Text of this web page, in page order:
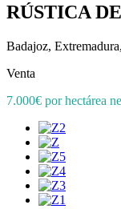
RÚSTICA
Badajoz,
Venta
7.000€ por hectárea